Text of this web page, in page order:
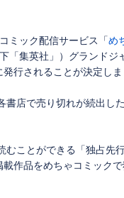
ミック配信サービス「め
集英社」）グランド
行されることが決定しま
店で売り切れが続出し
ことができる「独占先
作品をめちゃコミック